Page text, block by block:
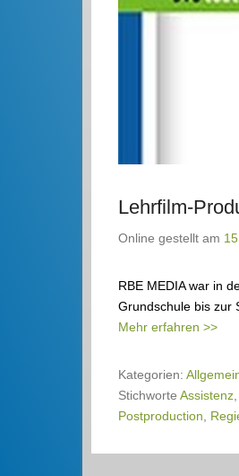
Lehrfilm-
Online gestellt am
RBE MEDIA war in
Grundschule bis zur
Mehr erfahren >>
Kategorien:
Stichworte Assistenz
Postproduction